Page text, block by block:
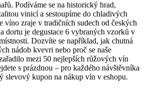
Podíváme se na historický hrad,
vinicí a sestoupíme do chladivých
víno zraje v tradičních sudech od českých
dortu je degustace 6 vybraných vzorků v
Dozvíte se například, jak chutná
nádob kvevri nebo proč se naše
mezi 50 nejlepších růžových vín
s prázdnou – pro každého návštěvníka
slevový kupon na nákup vín v eshopu.